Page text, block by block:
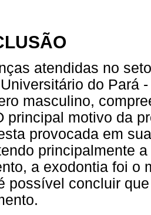
atendidas no
do Pará
masculino,
principal motivo da
provocada em
principalmente
a exodontia foi o
possível concluir